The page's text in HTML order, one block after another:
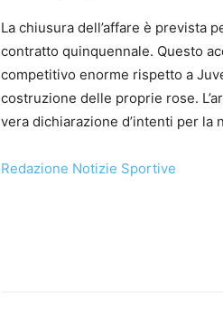
La chiusura dell’affare è prevista
contratto quinquennale. Questo
competitivo enorme rispetto a
costruzione delle proprie rose.
vera dichiarazione d’intenti per la
Redazione Notizie Sportive